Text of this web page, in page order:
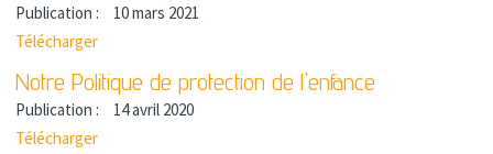
Publication :
10 mars 2021
Télécharger
Notre Politique de protection de l'enfance
Publication :
14 avril 2020
Télécharger